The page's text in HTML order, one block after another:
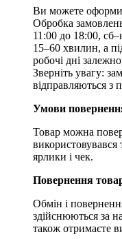
Ви можете
Обробка
11:00 до 18:00,
15–60 хвилин, а
робочі дні
Зверніть увагу:
відправляються з
Умови
Товар можна
використовувався
ярлики і чек.
Повернення
Обмін і
здійснюються за
також отримаєте